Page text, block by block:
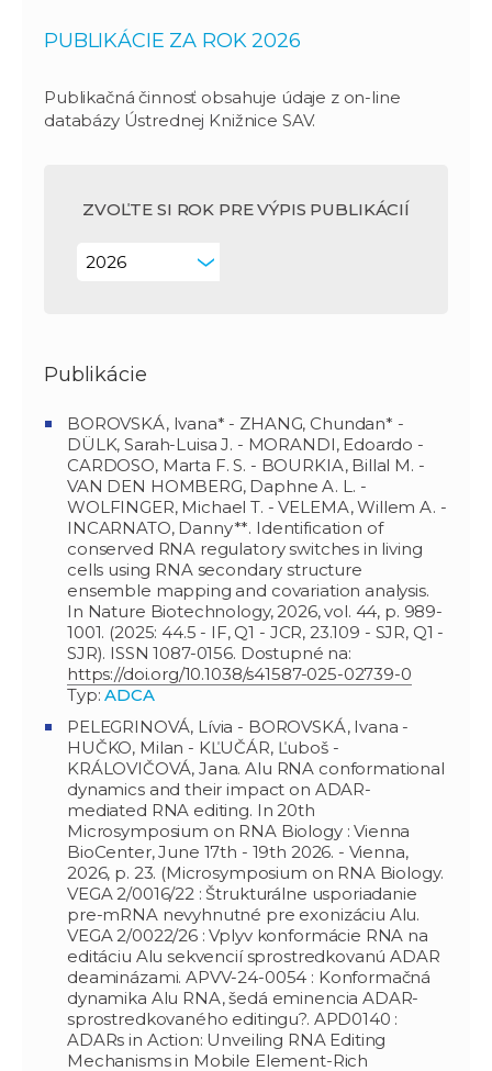
PUBLIKÁCIE ZA ROK 2026
Publikačná činnosť obsahuje údaje z on-line
databázy Ústrednej Knižnice SAV.
ZVOĽTE SI ROK PRE VÝPIS PUBLIKÁCIÍ
Publikácie
BOROVSKÁ, Ivana* - ZHANG, Chundan* -
DÜLK, Sarah-Luisa J. - MORANDI, Edoardo -
CARDOSO, Marta F. S. - BOURKIA, Billal M. -
VAN DEN HOMBERG, Daphne A. L. -
WOLFINGER, Michael T. - VELEMA, Willem A. -
INCARNATO, Danny**. Identification of
conserved RNA regulatory switches in living
cells using RNA secondary structure
ensemble mapping and covariation analysis.
In Nature Biotechnology, 2026, vol. 44, p. 989-
1001. (2025: 44.5 - IF, Q1 - JCR, 23.109 - SJR, Q1 -
SJR). ISSN 1087-0156. Dostupné na:
https://doi.org/10.1038/s41587-025-02739-0
Typ:ADCA
PELEGRINOVÁ, Lívia - BOROVSKÁ, Ivana -
HUČKO, Milan - KĽUČÁR, Ľuboš -
KRÁLOVIČOVÁ, Jana. Alu RNA conformational
dynamics and their impact on ADAR-
mediated RNA editing. In 20th
Microsymposium on RNA Biology : Vienna
BioCenter, June 17th - 19th 2026. - Vienna,
2026, p. 23. (Microsymposium on RNA Biology.
VEGA 2/0016/22 : Štrukturálne usporiadanie
pre-mRNA nevyhnutné pre exonizáciu Alu.
VEGA 2/0022/26 : Vplyv konformácie RNA na
editáciu Alu sekvencií sprostredkovanú ADAR
deaminázami. APVV-24-0054 : Konformačná
dynamika Alu RNA, šedá eminencia ADAR-
sprostredkovaného editingu?. APD0140 :
ADARs in Action: Unveiling RNA Editing
Mechanisms in Mobile Element-Rich